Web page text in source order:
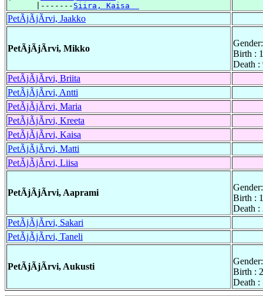
      |-------
Siira, Kaisa
PetÃjÃjÃrvi, Jaakko
PetÃjÃjÃrvi, Mikko
Birth :
Death :
PetÃjÃjÃrvi, Briita
PetÃjÃjÃrvi, Antti
PetÃjÃjÃrvi, Maria
PetÃjÃjÃrvi, Kreeta
PetÃjÃjÃrvi, Kaisa
PetÃjÃjÃrvi, Matti
PetÃjÃjÃrvi, Liisa
PetÃjÃjÃrvi, Aaprami
Birth :
Death :
PetÃjÃjÃrvi, Sakari
PetÃjÃjÃrvi, Taneli
PetÃjÃjÃrvi, Aukusti
Birth :
Death :